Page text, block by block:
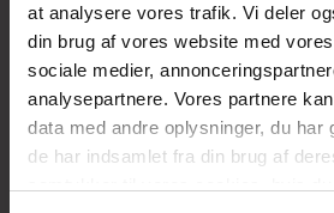
at analysere vores trafik. Vi deler
din brug af vores website med
sociale medier,
analysepartnere. Vores partnere
data med andre oplysninger, du har
de har indsamlet fra din brug af